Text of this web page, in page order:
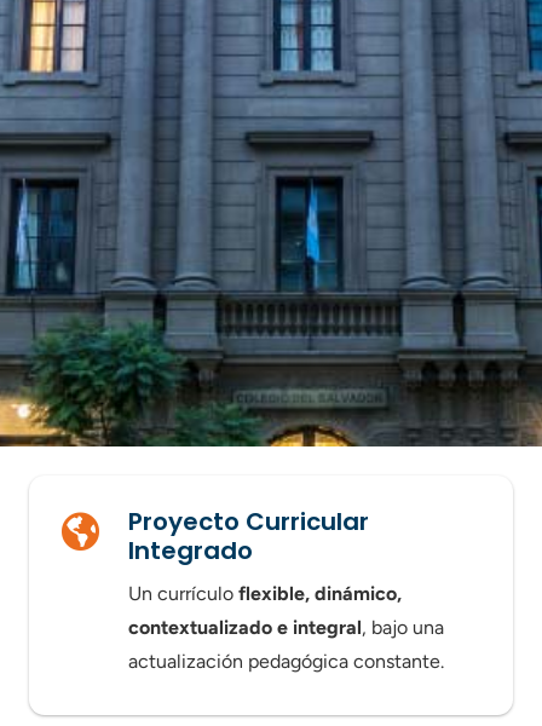
Proyecto Curricular
Integrado
Un currículo flexible, dinámico,
contextualizado e integral, bajo una
actualización pedagógica constante.